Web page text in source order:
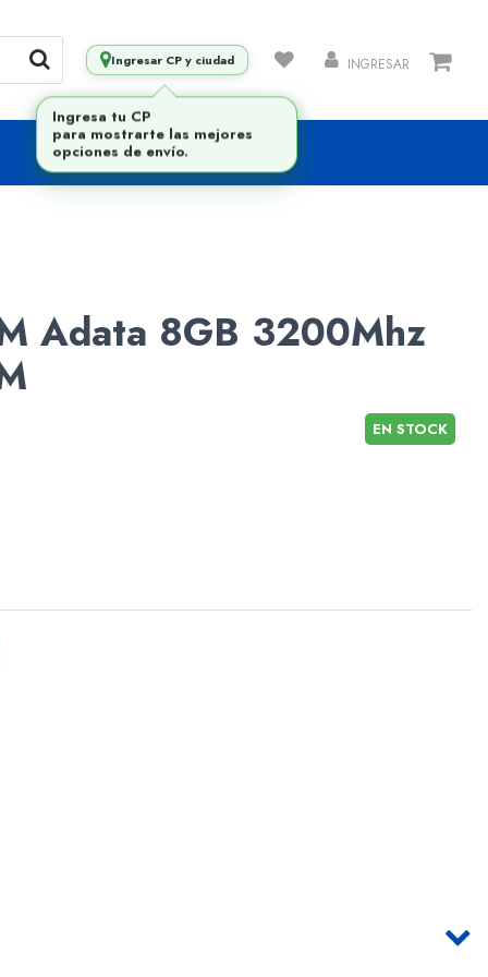
Ingresar CP y ciudad INGRESAR
Adata 8GB 3200Mhz
EN STOCK